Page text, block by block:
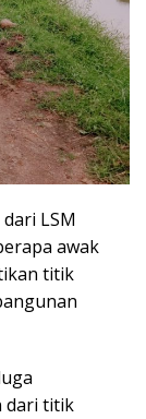
LSM
awak
titik
dari titik